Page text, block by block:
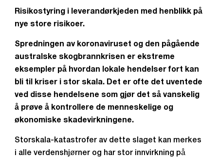
Risikostyring i leverandørkjeden med henblikk på
nye store risikoer.
Spredningen av koronaviruset og den pågående
australske skogbrannkrisen er ekstreme
eksempler på hvordan lokale hendelser fort kan
bli til kriser i stor skala. Det er ofte det uventede
ved disse hendelsene som gjør det så vanskelig
å prøve å kontrollere de menneskelige og
økonomiske skadevirkningene.
Storskala-katastrofer av dette slaget kan merkes
i alle verdenshjørner og har stor innvirkning på